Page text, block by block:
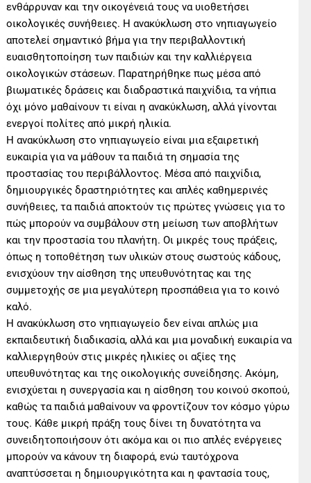
ενθάρρυναν και την οικογένειά τους να υιοθετήσει
οικολογικές συνήθειες. Η ανακύκλωση στο νηπιαγωγείο
αποτελεί σημαντικό βήμα για την περιβαλλοντική
ευαισθητοποίηση των παιδιών και την καλλιέργεια
οικολογικών στάσεων. Παρατηρήθηκε πως μέσα από
βιωματικές δράσεις και διαδραστικά παιχνίδια, τα νήπια
όχι μόνο μαθαίνουν τι είναι η ανακύκλωση, αλλά γίνονται
ενεργοί πολίτες από μικρή ηλικία.
Η ανακύκλωση στο νηπιαγωγείο είναι μια εξαιρετική
ευκαιρία για να μάθουν τα παιδιά τη σημασία της
προστασίας του περιβάλλοντος. Μέσα από παιχνίδια,
δημιουργικές δραστηριότητες και απλές καθημερινές
συνήθειες, τα παιδιά αποκτούν τις πρώτες γνώσεις για το
πώς μπορούν να συμβάλουν στη μείωση των αποβλήτων
και την προστασία του πλανήτη. Οι μικρές τους πράξεις,
όπως η τοποθέτηση των υλικών στους σωστούς κάδους,
ενισχύουν την αίσθηση της υπευθυνότητας και της
συμμετοχής σε μια μεγαλύτερη προσπάθεια για το κοινό
καλό.
Η ανακύκλωση στο νηπιαγωγείο δεν είναι απλώς μια
εκπαιδευτική διαδικασία, αλλά και μια μοναδική ευκαιρία να
καλλιεργηθούν στις μικρές ηλικίες οι αξίες της
υπευθυνότητας και της οικολογικής συνείδησης. Ακόμη,
ενισχύεται η συνεργασία και η αίσθηση του κοινού σκοπού,
καθώς τα παιδιά μαθαίνουν να φροντίζουν τον κόσμο γύρω
τους. Κάθε μικρή πράξη τους δίνει τη δυνατότητα να
συνειδητοποιήσουν ότι ακόμα και οι πιο απλές ενέργειες
μπορούν να κάνουν τη διαφορά, ενώ ταυτόχρονα
αναπτύσσεται η δημιουργικότητα και η φαντασία τους,